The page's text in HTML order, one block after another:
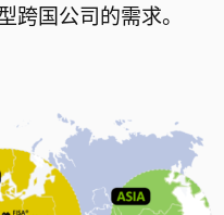
跨国公司的需求。